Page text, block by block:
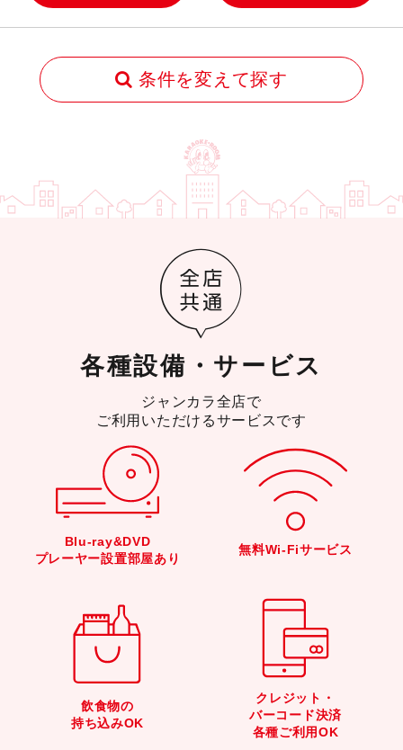
条件を変えて探す
各種設備・サービス
ジャンカラ全店で
ご利用いただけるサービスです
Blu-ray&DVD
プレーヤー設置部屋あり
無料Wi-Fiサービス
飲食物の
持ち込みOK
クレジット・
バーコード決済
各種ご利用OK